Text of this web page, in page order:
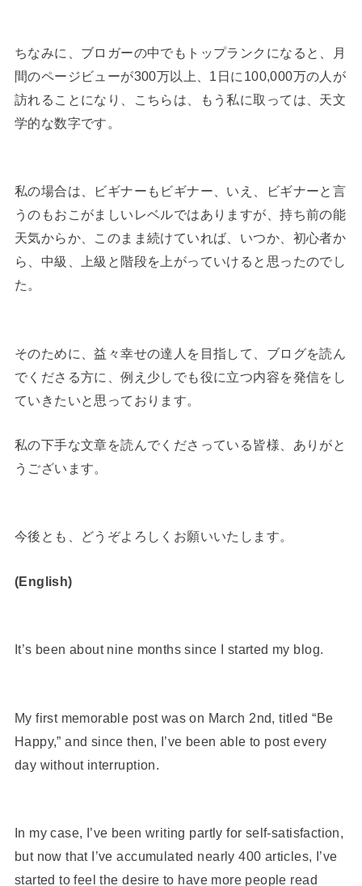
ちなみに、ブロガーの中でもトップランクになると、月
間のページビューが300万以上、1日に100,000万の人が
訪れることになり、こちらは、もう私に取っては、天文
学的な数字です。
私の場合は、ビギナーもビギナー、いえ、ビギナーと言
うのもおこがましいレベルではありますが、持ち前の能
天気からか、このまま続けていれば、いつか、初心者か
ら、中級、上級と階段を上がっていけると思ったのでし
た。
そのために、益々幸せの達人を目指して、ブログを読ん
でくださる方に、例え少しでも役に立つ内容を発信をし
ていきたいと思っております。
私の下手な文章を読んでくださっている皆様、ありがと
うございます。
今後とも、どうぞよろしくお願いいたします。
(English)
It’s been about nine months since I started my blog.
My first memorable post was on March 2nd, titled “Be
Happy,” and since then, I’ve been able to post every
day without interruption.
In my case, I’ve been writing partly for self-satisfaction,
but now that I’ve accumulated nearly 400 articles, I’ve
started to feel the desire to have more people read